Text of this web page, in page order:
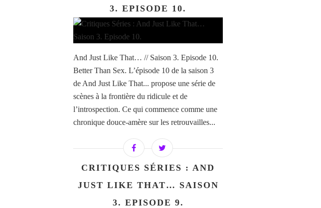
3. EPISODE 10.
And Just Like That… // Saison 3. Episode 10.
Better Than Sex. L’épisode 10 de la saison 3
de And Just Like That... propose une série de
scènes à la frontière du ridicule et de
l’introspection. Ce qui commence comme une
chronique douce-amère sur les retrouvailles...
CRITIQUES SÉRIES : AND
JUST LIKE THAT… SAISON
3. EPISODE 9.